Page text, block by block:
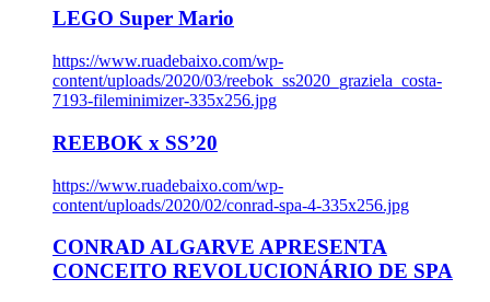
LEGO Super Mario
https://www.ruadebaixo.com/wp-
content/uploads/2020/03/reebok_ss2020_graziela_costa-
7193-fileminimizer-335x256.jpg
REEBOK x SS’20
https://www.ruadebaixo.com/wp-
content/uploads/2020/02/conrad-spa-4-335x256.jpg
CONRAD ALGARVE APRESENTA
CONCEITO REVOLUCIONÁRIO DE SPA